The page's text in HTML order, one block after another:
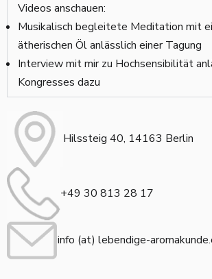
Videos anschauen:
Musikalisch begleitete Meditation mit
ätherischen Öl anlässlich einer Tagung
Interview mit mir zu Hochsensibilität
Kongresses dazu
Hilssteig 40, 14163 Berlin
+49 30 813 28 17
info (at) lebendige-